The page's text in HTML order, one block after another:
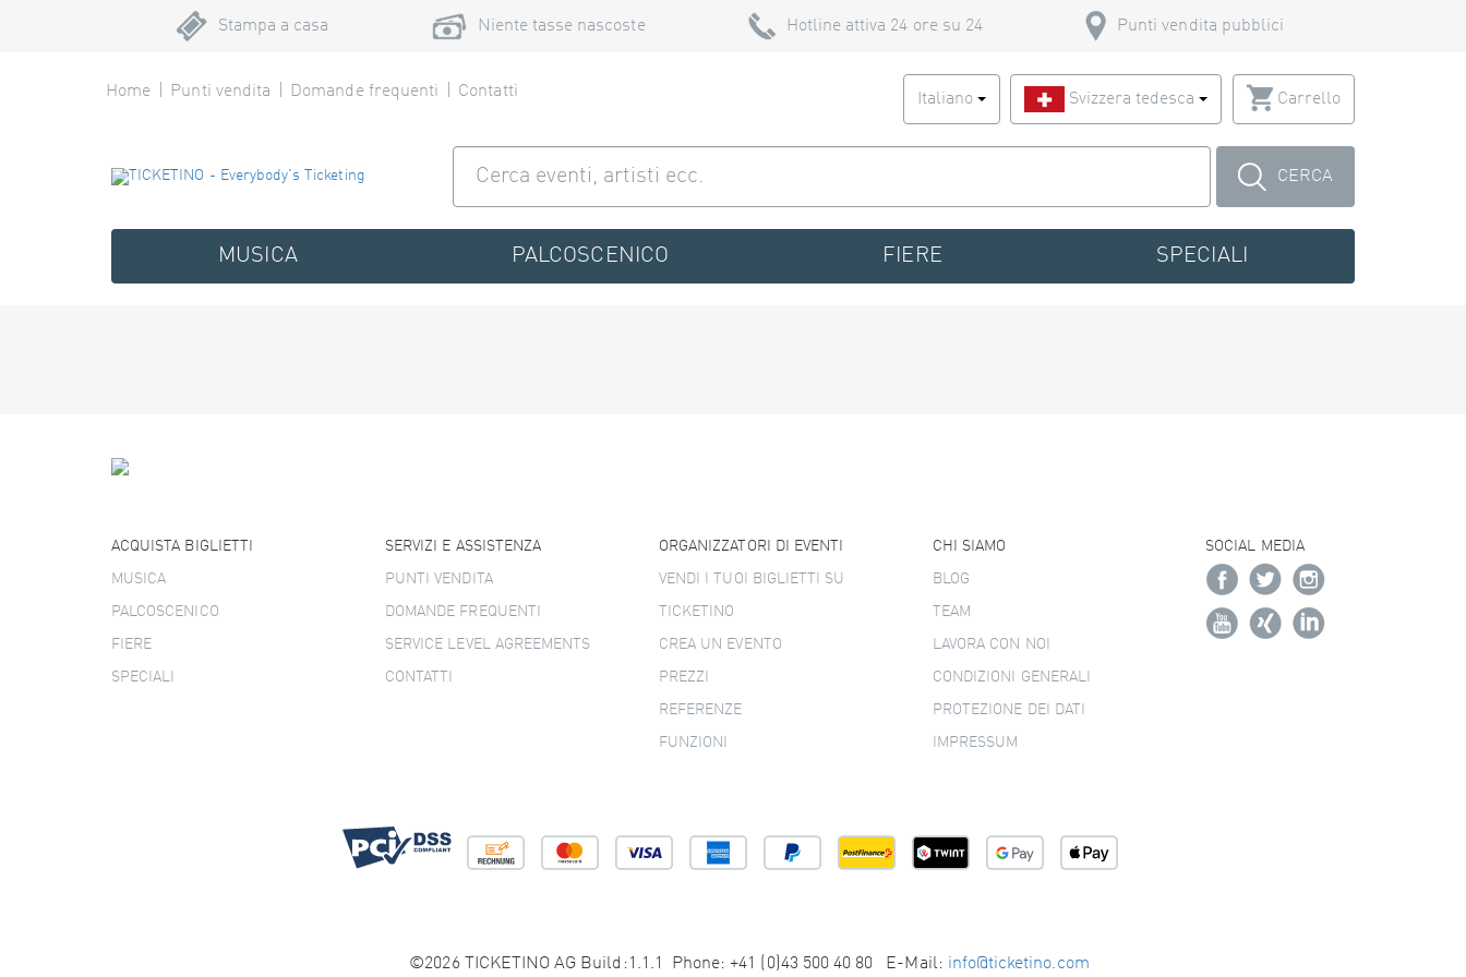
Stampa a casa Niente tasse nascoste Hotline attiva 24 ore su 24 Punti vendita pubblici
Home Punti vendita Domande frequenti Contatti Italiano Svizzera tedesca Carrello
CERCA
MUSICA PALCOSCENICO FIERE SPECIALI
ACQUISTA BIGLIETTI
MUSICA
PALCOSCENICO
FIERE
SPECIALI
SERVIZI E ASSISTENZA
PUNTI VENDITA
DOMANDE FREQUENTI
SERVICE LEVEL AGREEMENTS
CONTATTI
ORGANIZZATORI DI EVENTI
VENDI I TUOI BIGLIETTI SU
TICKETINO
CREA UN EVENTO
PREZZI
REFERENZE
FUNZIONI
CHI SIAMO
BLOG
TEAM
LAVORA CON NOI
CONDIZIONI GENERALI
PROTEZIONE DEI DATI
IMPRESSUM
SOCIAL MEDIA
©2026 TICKETINO AG Build:1.1.1 Phone: +41 (0)43 500 40 80 E-Mail: info@ticketino.com